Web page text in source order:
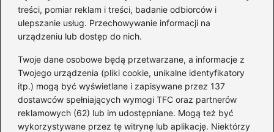
treści, pomiar reklam i treści, badanie odbiorców i
ulepszanie usług. Przechowywanie informacji na
urządzeniu lub dostęp do nich.
Twoje dane osobowe będą przetwarzane, a informacje z
Twojego urządzenia (pliki cookie, unikalne identyfikatory
itp.) mogą być wyświetlane i zapisywane przez 137
dostawców spełniających wymogi TFC oraz partnerów
reklamowych (62) lub im udostępniane. Mogą też być
wykorzystywane przez tę witrynę lub aplikację. Niektórzy
go do swojej sylwetki?
Kategorie
Dieta i kalorie(221)
Fitness(236)
Siłownia(101)